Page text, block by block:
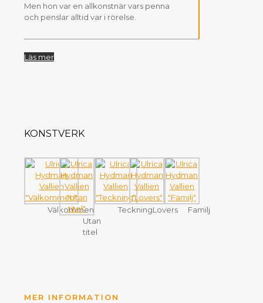
Men hon var en allkonstnär vars penna
och penslar alltid var i rörelse.
Läs mer
KONSTVERK
Välkommen
Utan
titel
TeckningLovers Familj
MER INFORMATION